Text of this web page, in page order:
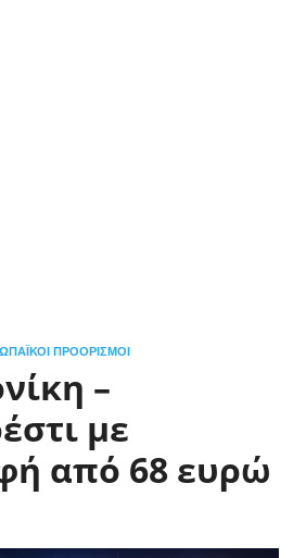
ΠΡΟΟΡΙΣΜΟΊ
–
με
από 68 ευρώ